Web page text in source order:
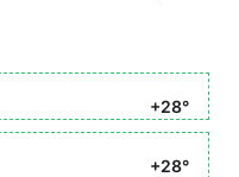
+28°
+28°